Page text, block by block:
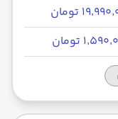
تومان
تومان